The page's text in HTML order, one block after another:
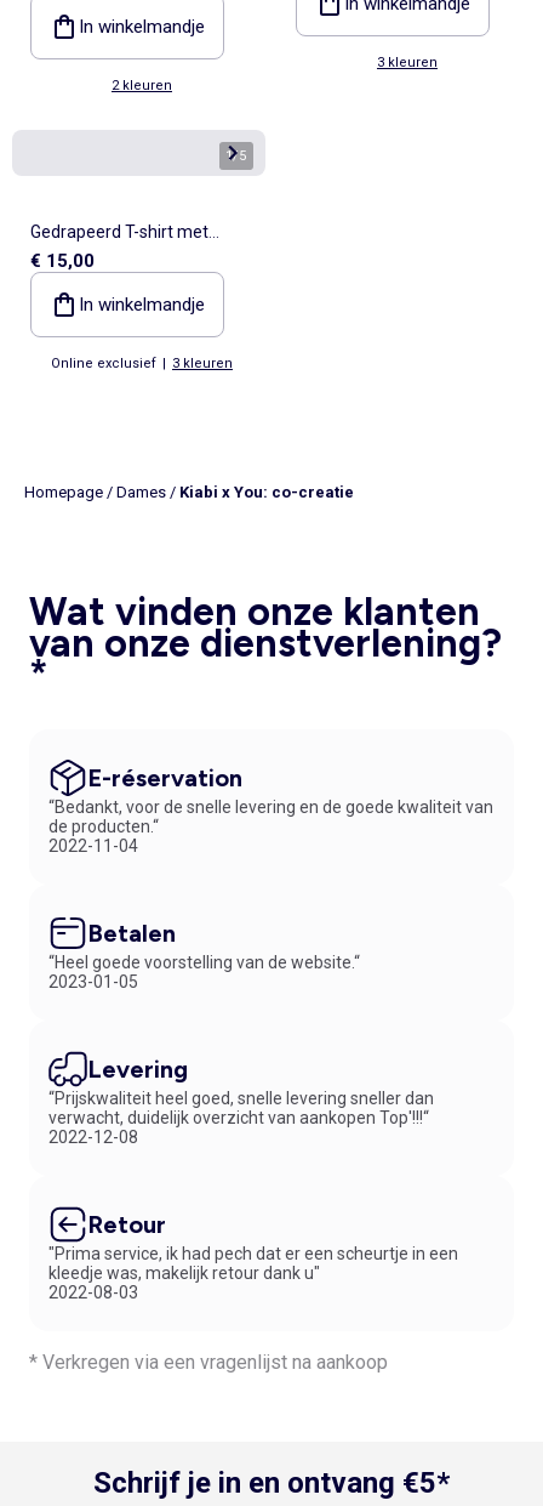
In winkelmandje
2 kleuren
3 kleuren
1/5
Gedrapeerd T-shirt met
goudkleurig sieraad
€ 15,00
In winkelmandje
Online exclusief | 3 kleuren
Homepage / Dames / Kiabi x You: co-creatie
Wat vinden onze klanten
van onze dienstverlening?
*
E-réservation
“Bedankt, voor de snelle levering en de goede kwaliteit van
de producten.“
2022-11-04
Betalen
“Heel goede voorstelling van de website.“
2023-01-05
Levering
“Prijskwaliteit heel goed, snelle levering sneller dan
verwacht, duidelijk overzicht van aankopen Top'!!!“
2022-12-08
Retour
"Prima service, ik had pech dat er een scheurtje in een
kleedje was, makelijk retour dank u"
2022-08-03
* Verkregen via een vragenlijst na aankoop
Schrijf je in en ontvang €5*